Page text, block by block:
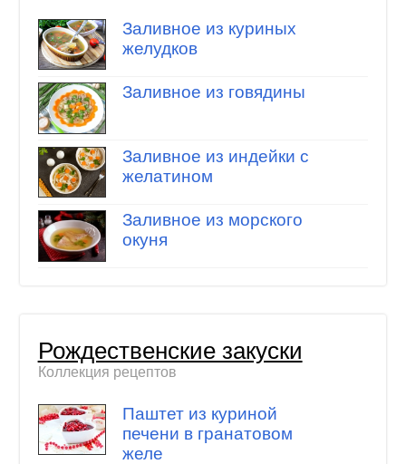
Заливное из куриных
желудков
Заливное из говядины
Заливное из индейки с
желатином
Заливное из морского
окуня
Рождественские закуски
Коллекция рецептов
Паштет из куриной
печени в гранатовом
желе